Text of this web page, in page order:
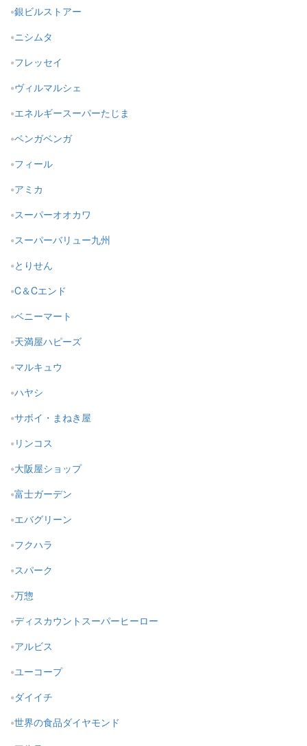
銀ビルストアー
ニシムタ
フレッセイ
ヴィルマルシェ
エネルギースーパーたじま
ベンガベンガ
フィール
アミカ
スーパーオオカワ
スーパーバリュー九州
とりせん
C＆Cエンド
ベニーマート
天満屋ハピーズ
マルキュウ
ハヤシ
サボイ・まねき屋
リンコス
大阪屋ショップ
富士ガーデン
エバグリーン
フクハラ
スパーク
万惣
ディスカウントスーパーヒーロー
アルビス
ユーコープ
ダイイチ
世界の食品ダイヤモンド